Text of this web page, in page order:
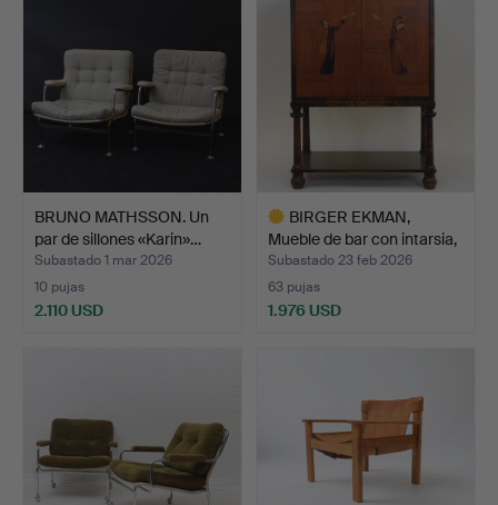
BRUNO MATHSSON. Un
par de sillones «Karin»…
Subastado 1 mar 2026
10 pujas
2.110 USD
BIRGER EKMAN,
Mueble de bar con intarsia,
…
Subastado 23 feb 2026
63 pujas
1.976 USD